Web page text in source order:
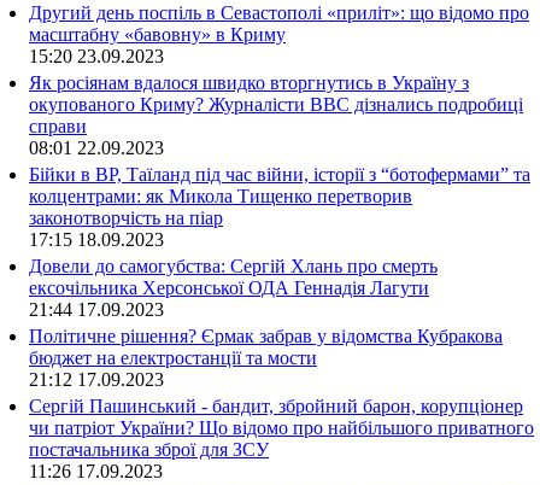
Другий день поспіль в Севастополі «приліт»: що відомо про
масштабну «бавовну» в Криму
15:20 23.09.2023
Як росіянам вдалося швидко вторгнутись в Україну з
окупованого Криму? Журналісти ВВС дізнались подробиці
справи
08:01 22.09.2023
Бійки в ВР, Таїланд під час війни, історії з “ботофермами” та
колцентрами: як Микола Тищенко перетворив
законотворчість на піар
17:15 18.09.2023
Довели до самогубства: Сергій Хлань про смерть
ексочільника Херсонської ОДА Геннадія Лагути
21:44 17.09.2023
Політичне рішення? Єрмак забрав у відомства Кубракова
бюджет на електростанції та мости
21:12 17.09.2023
Сергій Пашинський - бандит, збройний барон, корупціонер
чи патріот України? Що відомо про найбільшого приватного
постачальника зброї для ЗСУ
11:26 17.09.2023